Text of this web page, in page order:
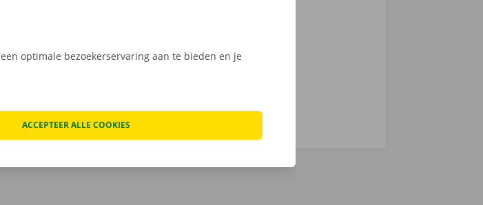
en pechverhelping voor je klaar: in heel
optimale bezoekerservaring aan te bieden en je
ACCEPTEER ALLE COOKIES